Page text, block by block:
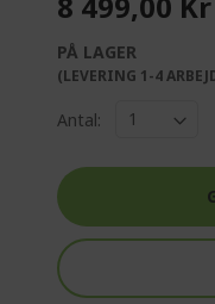
PÅ LAGER
(LEVERING 1-4
Antal: